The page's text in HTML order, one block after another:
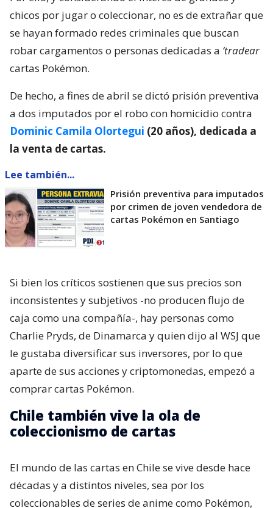
chicos por jugar o coleccionar, no es de extrañar que
se hayan formado redes criminales que buscan
robar cargamentos o personas dedicadas a ‘tradear
cartas Pokémon.
De hecho, a fines de abril se dictó prisión preventiva
a dos imputados por el robo con homicidio contra
Dominic Camila Olortegui (20 años), dedicada a
la venta de cartas.
Lee también...
Prisión preventiva para imputados
por crimen de joven vendedora de
cartas Pokémon en Santiago
Si bien los críticos sostienen que sus precios son
inconsistentes y subjetivos -no producen flujo de
caja como una compañía-, hay personas como
Charlie Pryds, de Dinamarca y quien dijo al WSJ que
le gustaba diversificar sus inversores, por lo que
aparte de sus acciones y criptomonedas, empezó a
comprar cartas Pokémon.
Chile también vive la ola de
coleccionismo de cartas
El mundo de las cartas en Chile se vive desde hace
décadas y a distintos niveles, sea por los
coleccionables de series de anime como Pokémon,